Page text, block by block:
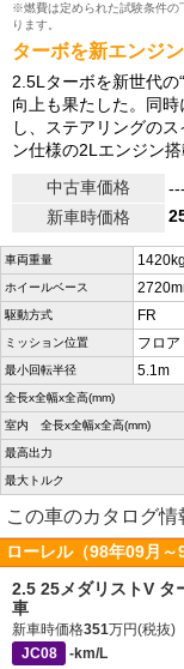
※燃費は定められた試験条件の
ります。
ターボを新エンジ
2.5Lターボを新世代の
向上も果たした。同
し、ステアリングの
ン仕様の2Lエンジン
中古車価格
---
新車時価格
車両重量 1420kg
ホイールベース
駆動方式 FR
ミッション位置 フロア
最小回転半径 5.1m
全長x全幅x全高(mm)
室内 全長x全幅x全高(mm)
最高出力
最大トルク
この車のカタログ情
ローレル（98年09月
2.5 25メダリストV タ
車
新車時価格351万円(税抜)
JC08
-km/L